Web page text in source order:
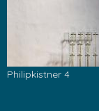
Philipkistner 4